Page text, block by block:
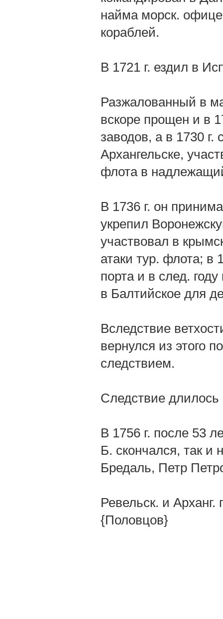
найма морск.
кораблей.
В 1721 г. ездил в
Разжалованный в
вскоре прощен и в
заводов, а в 1730
Архангельске,
флота в
В 1736 г. он
укрепил
участвовал в
атаки тур. флота; в
порта и в след.
в Балтийское для
Вследствие
вернулся из этого
следствием.
Следствие длилось
В 1756 г. после 53
Б. скончался, так
Бредаль, Петр
Ревельск. и
{Половцов}